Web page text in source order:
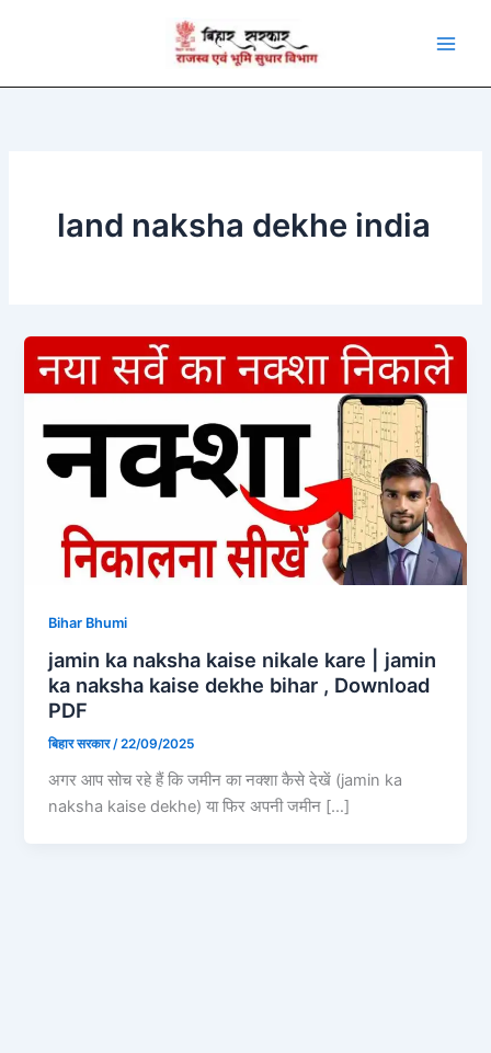
land naksha dekhe india
Bihar Bhumi
jamin ka naksha kaise nikale kare | jamin
ka naksha kaise dekhe bihar , Download
PDF
बिहार सरकार/22/09/2025
अगर आप सोच रहे हैं कि जमीन का नक्शा कैसे देखें (jamin ka
naksha kaise dekhe) या फिर अपनी जमीन […]